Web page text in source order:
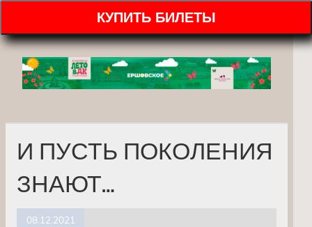
КУПИТЬ БИЛЕТЫ
И ПУСТЬ ПОКОЛЕНИЯ
ЗНАЮТ…
08.12.2021